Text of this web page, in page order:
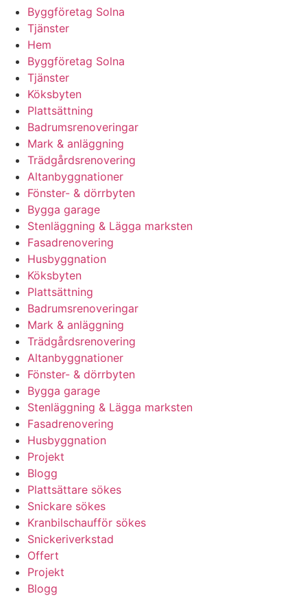
Byggföretag Solna
Tjänster
Hem
Byggföretag Solna
Tjänster
Köksbyten
Plattsättning
Badrumsrenoveringar
Mark & anläggning
Trädgårdsrenovering
Altanbyggnationer
Fönster- & dörrbyten
Bygga garage
Stenläggning & Lägga marksten
Fasadrenovering
Husbyggnation
Köksbyten
Plattsättning
Badrumsrenoveringar
Mark & anläggning
Trädgårdsrenovering
Altanbyggnationer
Fönster- & dörrbyten
Bygga garage
Stenläggning & Lägga marksten
Fasadrenovering
Husbyggnation
Projekt
Blogg
Plattsättare sökes
Snickare sökes
Kranbilschaufför sökes
Snickeriverkstad
Offert
Projekt
Blogg